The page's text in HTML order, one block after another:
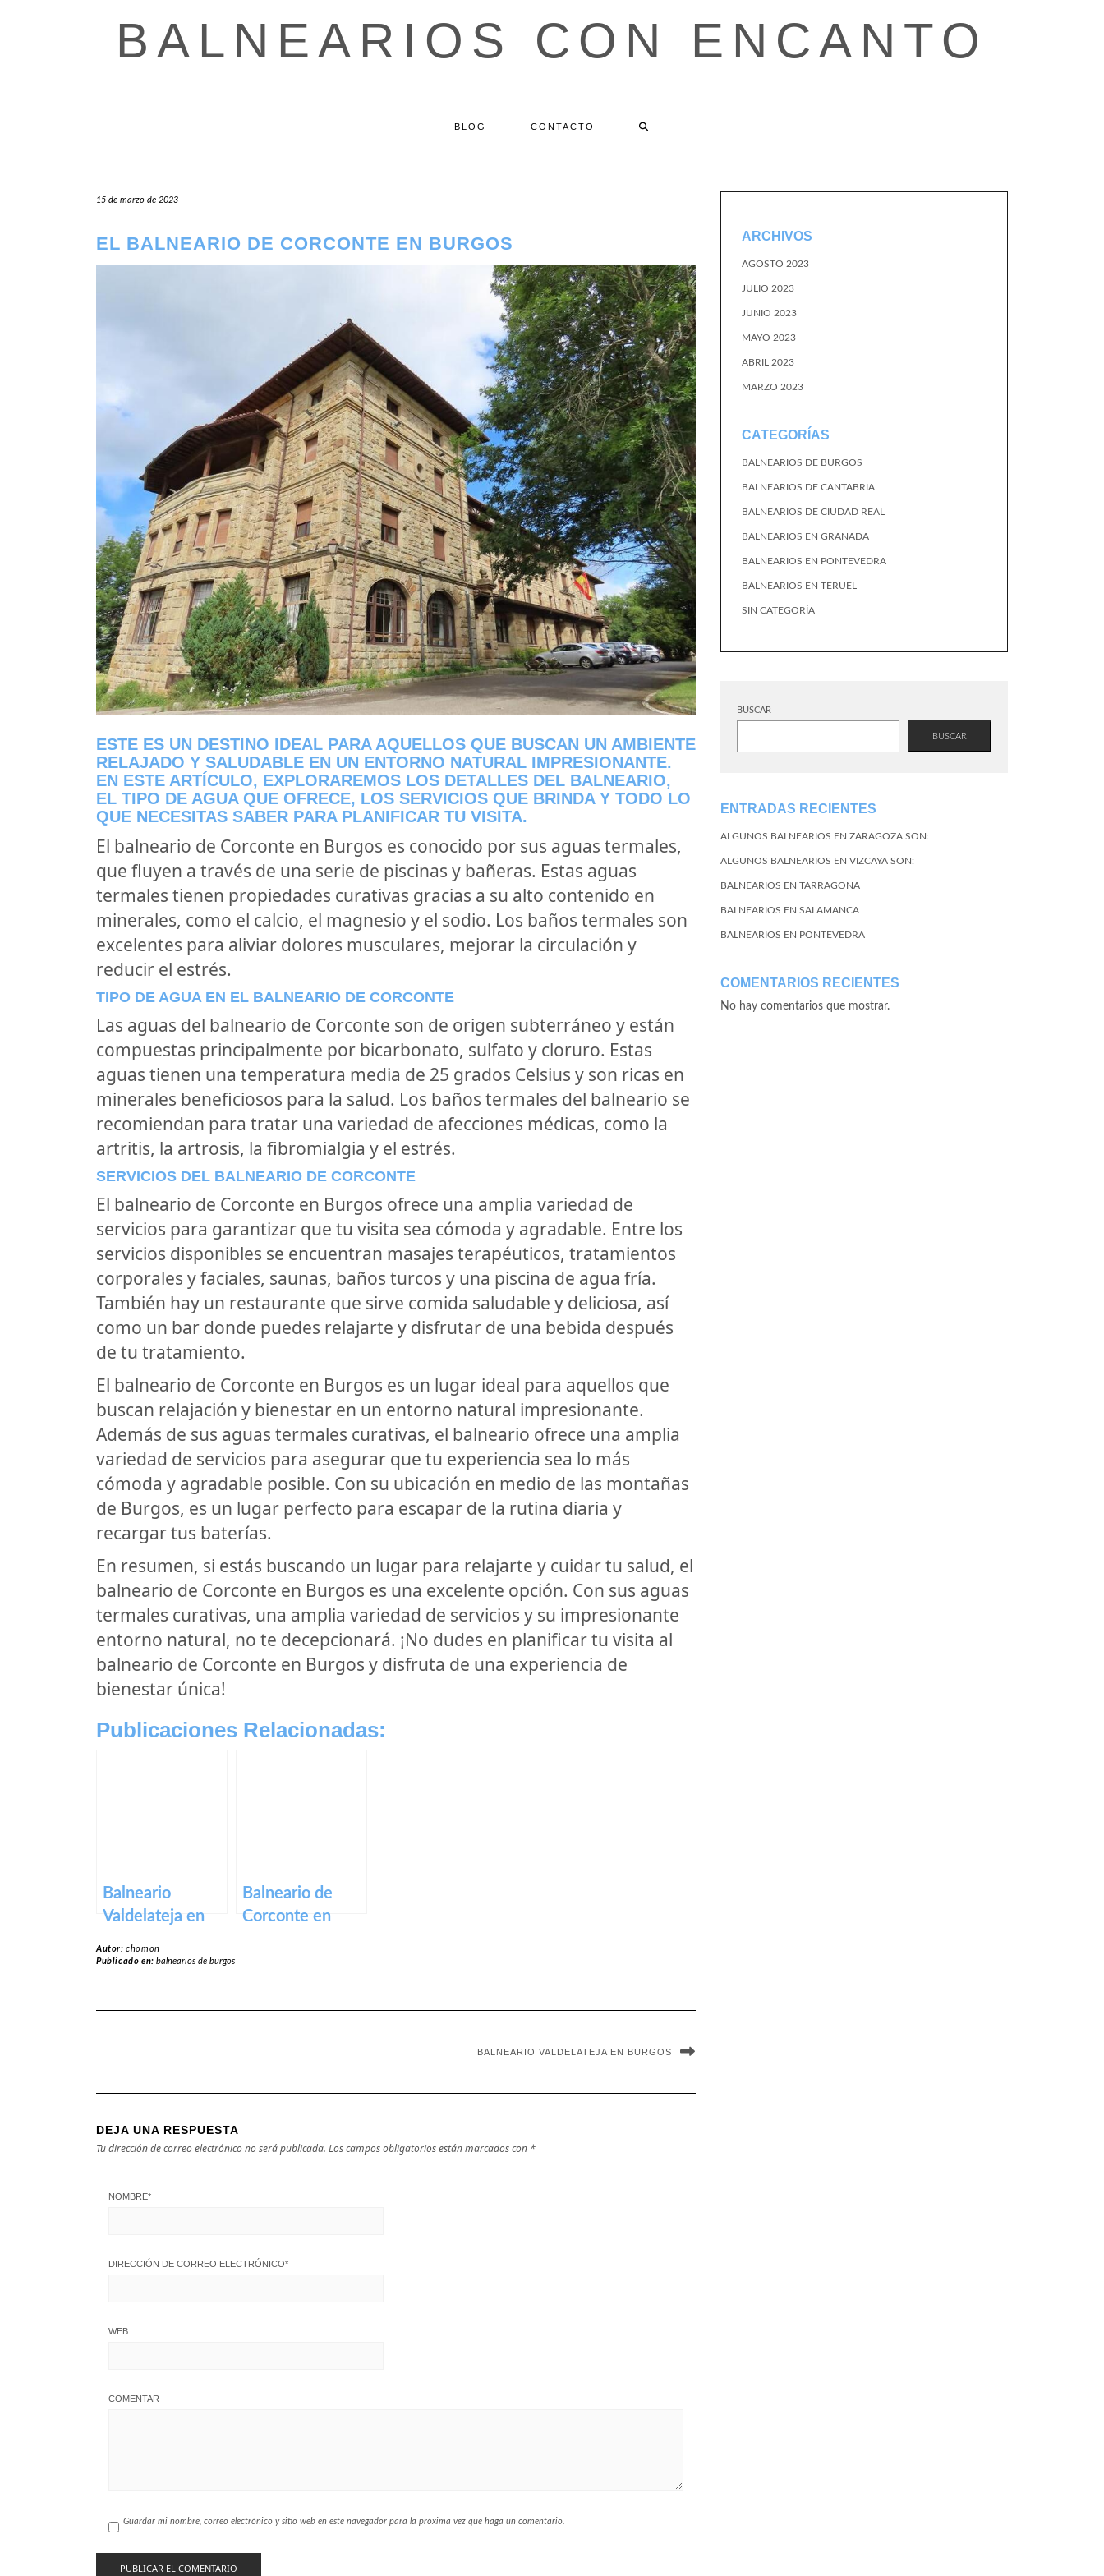
BALNEARIOS CON ENCANTO
BLOG CONTACTO
15 de marzo de 2023
EL BALNEARIO DE CORCONTE EN BURGOS
ESTE ES UN DESTINO IDEAL PARA AQUELLOS QUE BUSCAN UN AMBIENTE
RELAJADO Y SALUDABLE EN UN ENTORNO NATURAL IMPRESIONANTE.
EN ESTE ARTÍCULO, EXPLORAREMOS LOS DETALLES DEL BALNEARIO,
EL TIPO DE AGUA QUE OFRECE, LOS SERVICIOS QUE BRINDA Y TODO LO
QUE NECESITAS SABER PARA PLANIFICAR TU VISITA.
El balneario de Corconte en Burgos es conocido por sus aguas termales,
que fluyen a través de una serie de piscinas y bañeras. Estas aguas
termales tienen propiedades curativas gracias a su alto contenido en
minerales, como el calcio, el magnesio y el sodio. Los baños termales son
excelentes para aliviar dolores musculares, mejorar la circulación y
reducir el estrés.
TIPO DE AGUA EN EL BALNEARIO DE CORCONTE
Las aguas del balneario de Corconte son de origen subterráneo y están
compuestas principalmente por bicarbonato, sulfato y cloruro. Estas
aguas tienen una temperatura media de 25 grados Celsius y son ricas en
minerales beneficiosos para la salud. Los baños termales del balneario se
recomiendan para tratar una variedad de afecciones médicas, como la
artritis, la artrosis, la fibromialgia y el estrés.
SERVICIOS DEL BALNEARIO DE CORCONTE
El balneario de Corconte en Burgos ofrece una amplia variedad de
servicios para garantizar que tu visita sea cómoda y agradable. Entre los
servicios disponibles se encuentran masajes terapéuticos, tratamientos
corporales y faciales, saunas, baños turcos y una piscina de agua fría.
También hay un restaurante que sirve comida saludable y deliciosa, así
como un bar donde puedes relajarte y disfrutar de una bebida después
de tu tratamiento.
El balneario de Corconte en Burgos es un lugar ideal para aquellos que
buscan relajación y bienestar en un entorno natural impresionante.
Además de sus aguas termales curativas, el balneario ofrece una amplia
variedad de servicios para asegurar que tu experiencia sea lo más
cómoda y agradable posible. Con su ubicación en medio de las montañas
de Burgos, es un lugar perfecto para escapar de la rutina diaria y
recargar tus baterías.
En resumen, si estás buscando un lugar para relajarte y cuidar tu salud, el
balneario de Corconte en Burgos es una excelente opción. Con sus aguas
termales curativas, una amplia variedad de servicios y su impresionante
entorno natural, no te decepcionará. ¡No dudes en planificar tu visita al
balneario de Corconte en Burgos y disfruta de una experiencia de
bienestar única!
Publicaciones Relacionadas:
Balneario
Valdelateja en
Balneario de
Corconte en
Autor:chomon
Publicado en:balnearios de burgos
BALNEARIO VALDELATEJA EN BURGOS
DEJA UNA RESPUESTA
Tu dirección de correo electrónico no será publicada. Los campos obligatorios están marcados con *
NOMBRE*
DIRECCIÓN DE CORREO ELECTRÓNICO*
WEB
COMENTAR
Guardar mi nombre, correo electrónico y sitio web en este navegador para la próxima vez que haga un comentario.
ARCHIVOS
AGOSTO 2023
JULIO 2023
JUNIO 2023
MAYO 2023
ABRIL 2023
MARZO 2023
CATEGORÍAS
BALNEARIOS DE BURGOS
BALNEARIOS DE CANTABRIA
BALNEARIOS DE CIUDAD REAL
BALNEARIOS EN GRANADA
BALNEARIOS EN PONTEVEDRA
BALNEARIOS EN TERUEL
SIN CATEGORÍA
BUSCAR
BUSCAR
ENTRADAS RECIENTES
ALGUNOS BALNEARIOS EN ZARAGOZA SON:
ALGUNOS BALNEARIOS EN VIZCAYA SON:
BALNEARIOS EN TARRAGONA
BALNEARIOS EN SALAMANCA
BALNEARIOS EN PONTEVEDRA
COMENTARIOS RECIENTES
No hay comentarios que mostrar.